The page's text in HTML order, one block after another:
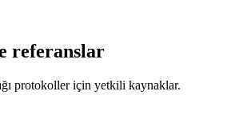
referanslar
protokoller için yetkili kaynaklar.